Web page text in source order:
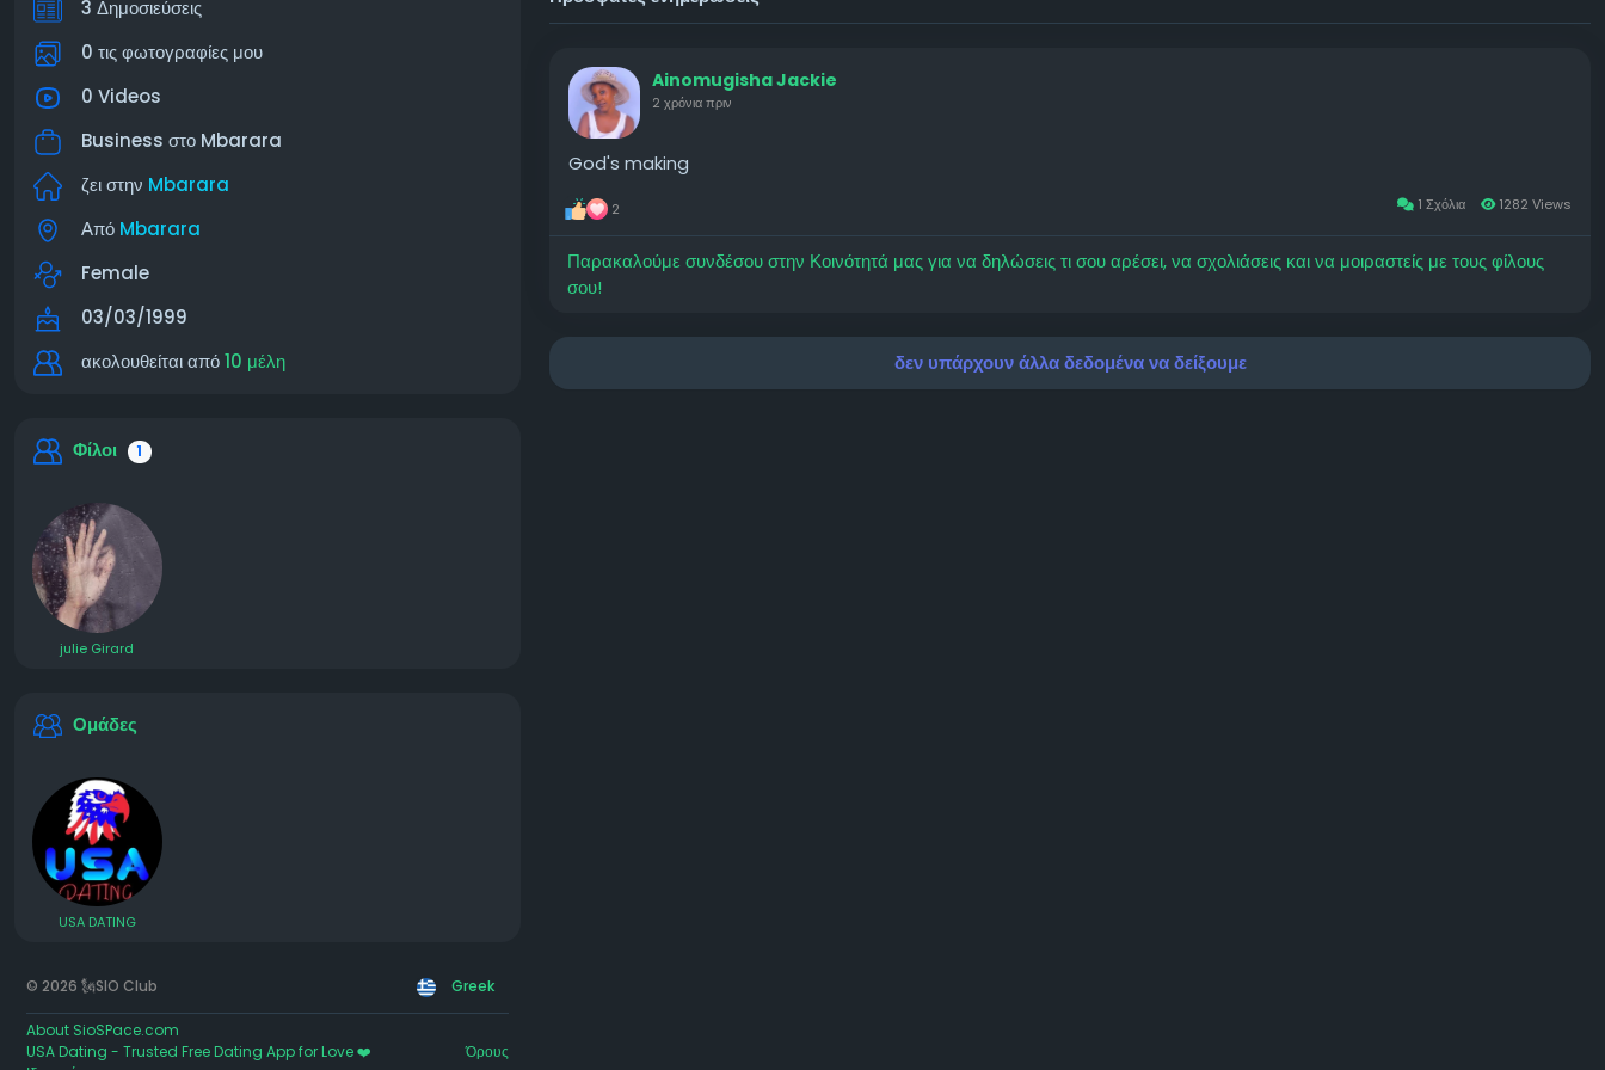
3 Δημοσιεύσεις
0 τις φωτογραφίες μου
0 Videos
Business στο Mbarara
ζει στην Mbarara
Από Mbarara
Female
03/03/1999
ακολουθείται από10 μέλη
Φίλοι 1
julie Girard
Ομάδες
USA DATING
© 2026 🗽SIO Club Greek
About SioSPace.com
USA Dating - Trusted Free Dating App for Love ❤️
Όρους
Ainomugisha Jackie
2 χρόνια πριν
God's making
2 1 Σχόλια 1282 Views
Παρακαλούμε συνδέσου στην Κοινότητά μας για να δηλώσεις τι σου αρέσει, να σχολιάσεις και να μοιραστείς με τους φίλους
σου!
δεν υπάρχουν άλλα δεδομένα να δείξουμε